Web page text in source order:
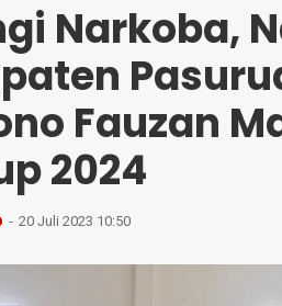
Narkoba,
Fauzan
2024
20 Juli 2023 10:50